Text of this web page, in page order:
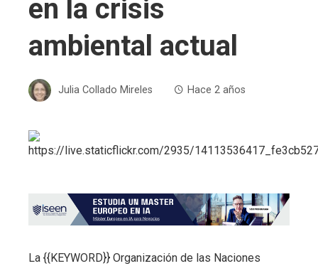
en la crisis
ambiental actual
Julia Collado Mireles Hace 2 años
La {{KEYWORD}} Organización de las Naciones